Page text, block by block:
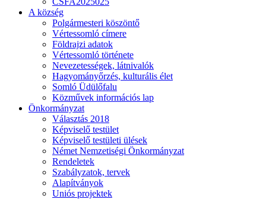
A község
Polgármesteri köszöntő
Vértessomló címere
Földrajzi adatok
Vértessomló története
Nevezetességek, látnivalók
Hagyományőrzés, kulturális élet
Somló Üdülőfalu
Közművek információs lap
Önkormányzat
Választás 2018
Képviselő testület
Képviselő testületi ülések
Német Nemzetiségi Önkormányzat
Rendeletek
Szabályzatok, tervek
Alapítványok
Uniós projektek